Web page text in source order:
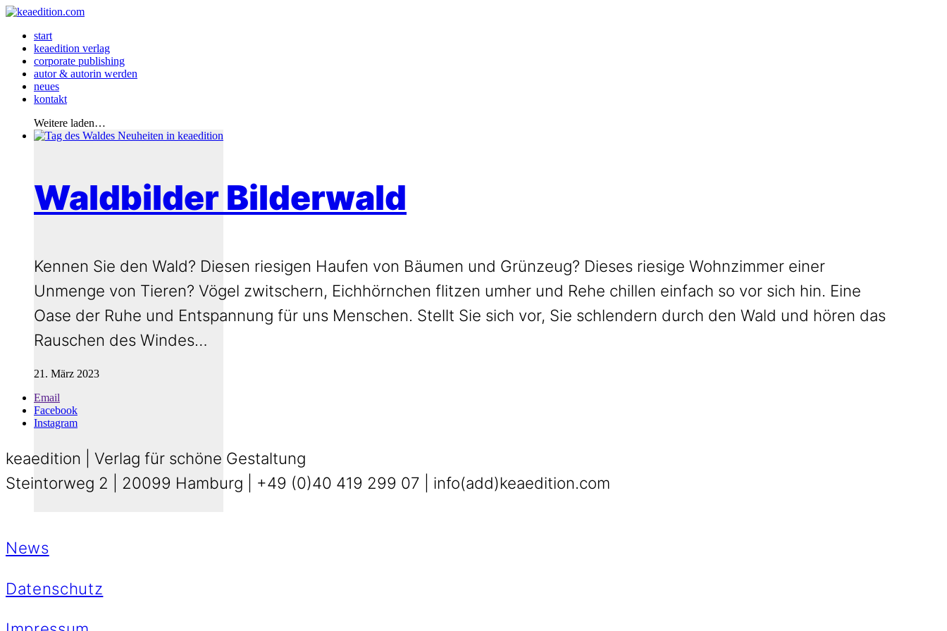
start
keaedition verlag
corporate publishing
autor & autorin werden
neues
kontakt
Weitere laden…
Waldbilder Bilderwald
Kennen Sie den Wald? Diesen riesigen Haufen von Bäumen und Grünzeug? Dieses riesige Wohnzimmer einer
Unmenge von Tieren? Vögel zwitschern, Eichhörnchen flitzen umher und Rehe chillen einfach so vor sich hin. Eine
Oase der Ruhe und Entspannung für uns Menschen. Stellt Sie sich vor, Sie schlendern durch den Wald und hören das
Rauschen des Windes…
21. März 2023
Email
Facebook
Instagram
keaedition | Verlag für schöne Gestaltung
Steintorweg 2 | 20099 Hamburg | +49 (0)40 419 299 07 | info(add)keaedition.com
News
Datenschutz